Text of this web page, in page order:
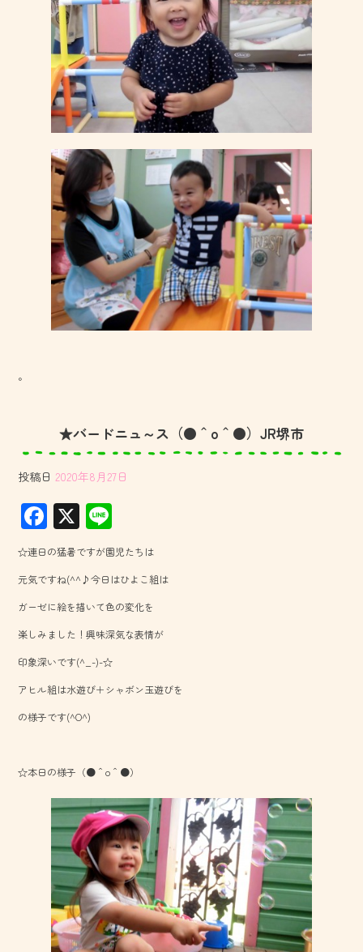
。
★バードニュ～ス（●＾o＾●）JR堺市
投稿日 2020年8月27日
F
ac
e
b
o
ok
X
ne
☆連日の猛暑ですが園児たちは
元気ですね(^^♪今日はひよこ組は
ガーゼに絵を描いて色の変化を
楽しみました！興味深気な表情が
印象深いです(^_-)-☆
アヒル組は水遊び＋シャボン玉遊びを
の様子です(^O^)
☆本日の様子（●＾o＾●）